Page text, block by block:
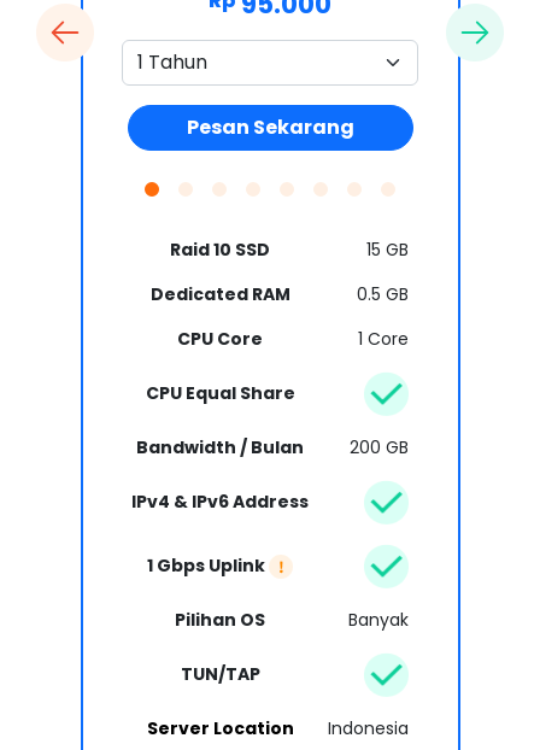
Pesan Sekarang
Raid 10 SSD
15 GB
Dedicated RAM
0.5 GB
CPU Core
1 Core
CPU Equal Share
Bandwidth / Bulan 200 GB
IPv4 & IPv6 Address
1 Gbps Uplink
Pilihan OS Banyak
TUN/TAP
Server Location Indonesia